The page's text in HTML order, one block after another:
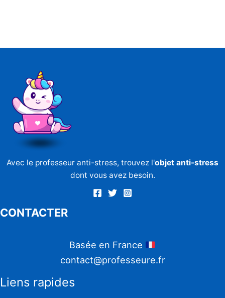
Avec le professeur anti-stress, trouvez l'objet anti-stress
dont vous avez besoin.
CONTACTER
Basée en France
contact@professeure.fr
Liens rapides